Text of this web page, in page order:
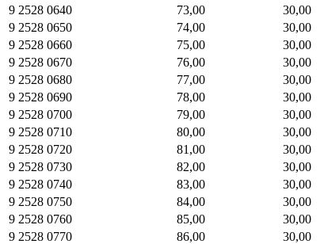
9 2528 0640
73,00 30,00
9 2528 0650
74,00 30,00
9 2528 0660
75,00 30,00
9 2528 0670
76,00 30,00
9 2528 0680
77,00 30,00
9 2528 0690
78,00 30,00
9 2528 0700
79,00 30,00
9 2528 0710
80,00 30,00
9 2528 0720
81,00 30,00
9 2528 0730
82,00 30,00
9 2528 0740
83,00 30,00
9 2528 0750
84,00 30,00
9 2528 0760
85,00 30,00
9 2528 0770
86,00 30,00